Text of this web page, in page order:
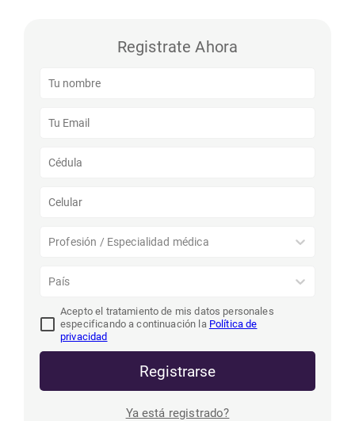
Registrate Ahora
Profesión / Especialidad médica
País
Acepto el tratamiento de mis datos personales
especificando a continuación la Política de
privacidad
Registrarse
Ya está registrado?